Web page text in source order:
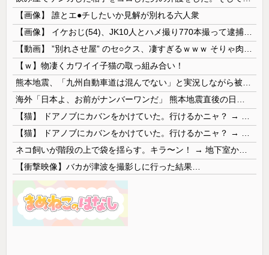
【画像】 誰とエ●チしたいか見解が別れる六人衆
【ｗ】物凄くカワイイ子猫の取っ組み合い！
【衝撃映像】バカが津波を撮影しに行った結果…